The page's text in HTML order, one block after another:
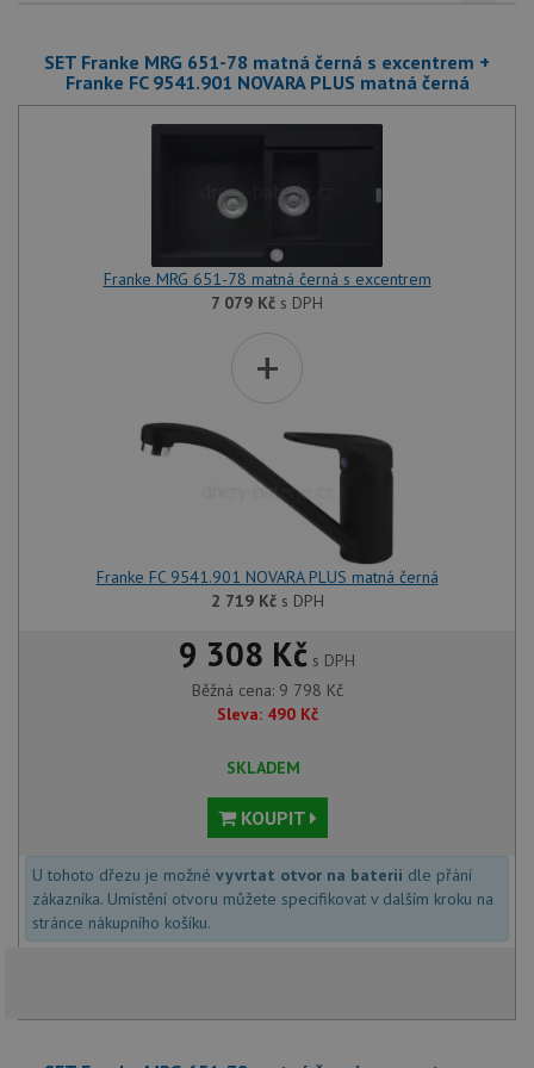
SET Franke MRG 651-78 matná černá s excentrem +
Franke FC 9541.901 NOVARA PLUS matná černá
Franke MRG 651-78 matná černá s excentrem
7 079 Kč s DPH
+
Franke FC 9541.901 NOVARA PLUS matná černá
2 719 Kčs DPH
9 308 Kč s DPH
Běžná cena: 9 798 Kč
Sleva: 490 Kč
SKLADEM
KOUPIT
U tohoto dřezu je možné vyvrtat otvor na baterii dle přání
zákazníka. Umístění otvoru můžete specifikovat v dalším kroku na
stránce nákupního košíku.